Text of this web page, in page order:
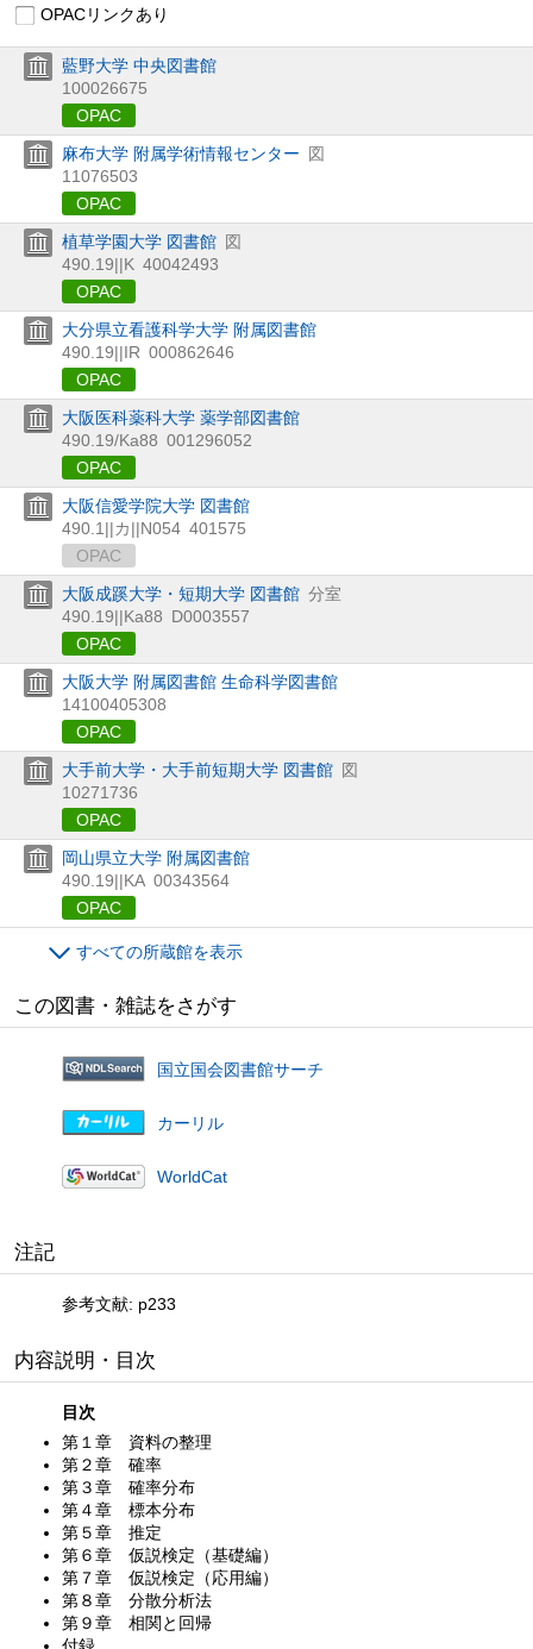
OPACリンクあり
藍野大学 中央図書館
100026675
OPAC
麻布大学 附属学術情報センター 図
11076503
OPAC
植草学園大学 図書館 図
490.19||K 40042493
OPAC
大分県立看護科学大学 附属図書館
490.19||IR 000862646
OPAC
大阪医科薬科大学 薬学部図書館
490.19/Ka88 001296052
OPAC
大阪信愛学院大学 図書館
490.1||カ||N054 401575
OPAC
大阪成蹊大学・短期大学 図書館 分室
490.19||Ka88 D0003557
OPAC
大阪大学 附属図書館 生命科学図書館
14100405308
OPAC
大手前大学・大手前短期大学 図書館 図
10271736
OPAC
岡山県立大学 附属図書館
490.19||KA 00343564
OPAC
すべての所蔵館を表示
この図書・雑誌をさがす
国立国会図書館サーチ
カーリル
WorldCat
注記
参考文献: p233
内容説明・目次
目次
第１章 資料の整理
第２章 確率
第３章 確率分布
第４章 標本分布
第５章 推定
第６章 仮説検定（基礎編）
第７章 仮説検定（応用編）
第８章 分散分析法
第９章 相関と回帰
付録